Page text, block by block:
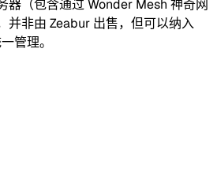
器（包含通过 Wonder Mesh 神奇网
并非由 Zeabur 出售，但可以纳入
管理。